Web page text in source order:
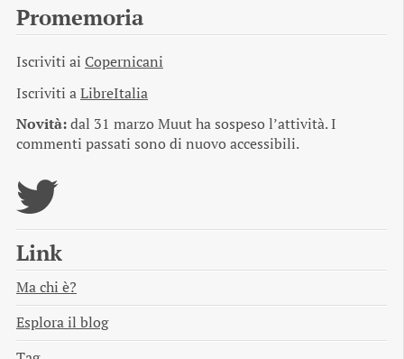
Promemoria
Iscriviti ai Copernicani
Iscriviti aLibreItalia
Novità:dal 31 marzo Muut ha sospeso l’attività. I
commenti passati sono di nuovo accessibili.
Link
Ma chi è?
Esplora il blog